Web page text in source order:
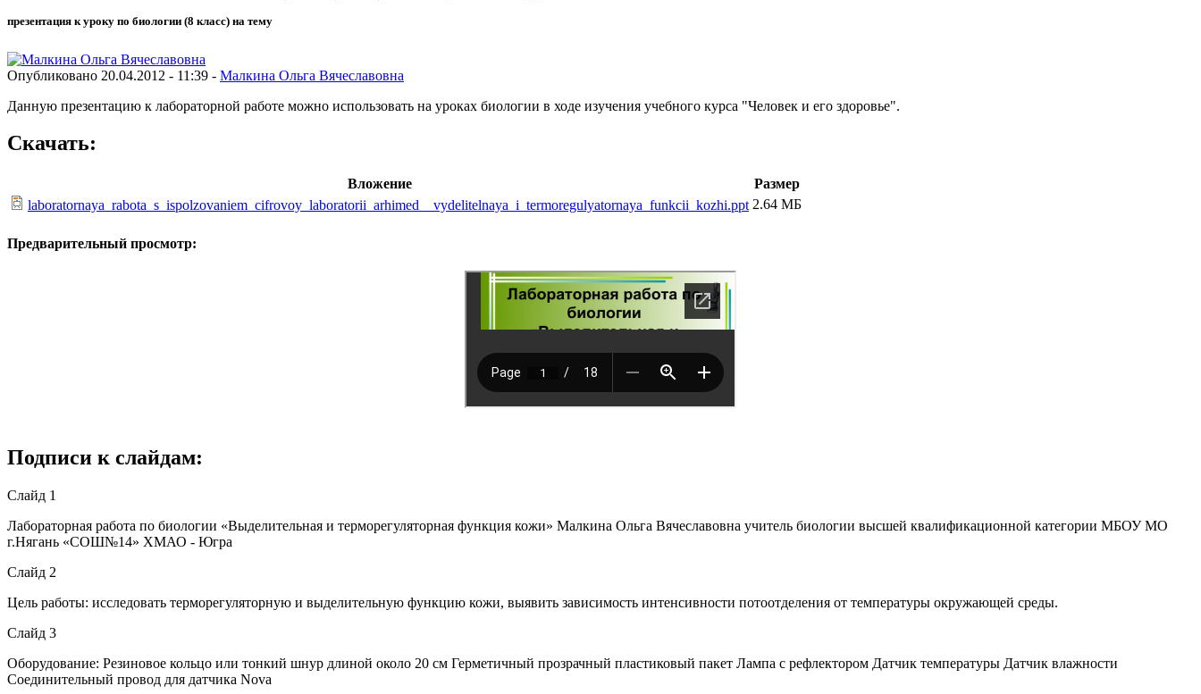
презентация к уроку по биологии (8 класс) на тему
Опубликовано 20.04.2012 - 11:39 - Малкина Ольга Вячеславовна
Данную презентацию к лабораторной работе можно использовать на уроках биологии в ходе изучения учебного курса "Человек и его здоровье".
Скачать:
Вложение
Размер
laboratornaya_rabota_s_ispolzovaniem_cifrovoy_laboratorii_arhimed__vydelitelnaya_i_termoregulyatornaya_funkcii_kozhi.ppt 2.64 МБ
Предварительный просмотр:
Подписи к слайдам:
Слайд 1
Лабораторная работа по биологии «Выделительная и терморегуляторная функция кожи» Малкина Ольга Вячеславовна учитель биологии высшей квалификационной категории МБОУ МО
г.Нягань «СОШ№14» ХМАО - Югра
Слайд 2
Цель работы: исследовать терморегуляторную и выделительную функцию кожи, выявить зависимость интенсивности потоотделения от температуры окружающей среды.
Слайд 3
Оборудование: Резиновое кольцо или тонкий шнур длиной около 20 см Герметичный прозрачный пластиковый пакет Лампа с рефлектором Датчик температуры Датчик влажности
Соединительный провод для датчика Nova